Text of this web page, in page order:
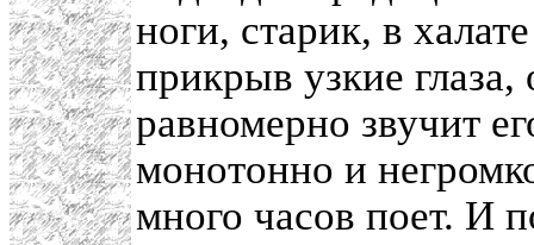
ноги, старик, в
прикрыв узкие
равномерно звучит
монотонно и
много часов поет. И